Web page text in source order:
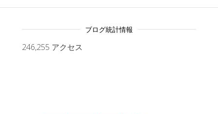
ブログ統計情報
246,255 アクセス